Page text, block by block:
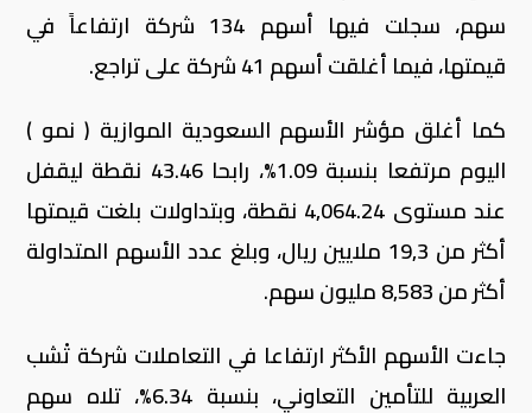
وبخصوص تداول الأسهم القيادية، هبط سهم البنك
الأهلي المتحد-البحرين بنسبة 0.56 %، وتلاه سهم
سوق الأسهم السعودية
أغلق مؤشر الأسهم السعودية الرئيسية، اليوم الأربعاء،
مرتفعا بنسبة 1.29%، رابحا 99.15 نقطة، ليقفل عند
مستوى 7,792.76 نقطة، وبتداولات بلغت قيمتها أكثر
من 2,9 مليار ريال، مدعوما بصعود إنتاج الأغذية
والبنوك وتطوير العقارات.